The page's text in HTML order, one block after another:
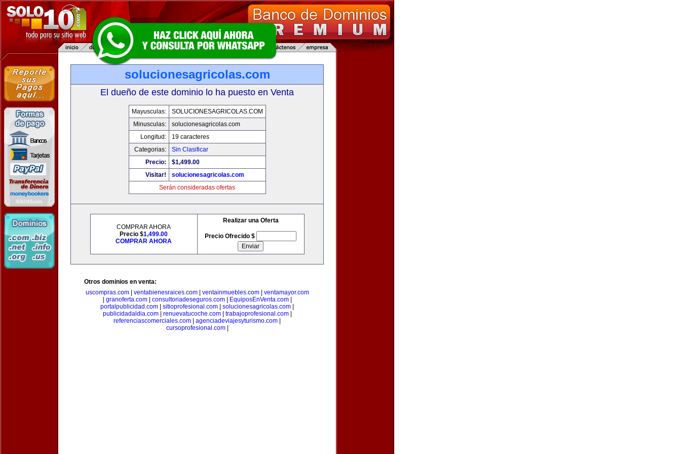
solucionesagricolas.com
El dueño de este dominio lo ha puesto en Venta
Mayusculas:
SOLUCIONESAGRICOLAS.COM
Minusculas:
solucionesagricolas.com
Longitud:
19 caracteres
Categorias:
Sin Clasificar
Precio:
$1,499.00
Visitar!
solucionesagricolas.com
Serán consideradas ofertas
COMPRAR AHORA
Precio $1,499.00
COMPRAR AHORA
Realizar una Oferta
Precio Ofrecido $
Otros dominios en venta:
uscompras.com| ventabienesraices.com| ventainmuebles.com| ventamayor.com
granoferta.com| consultoriadeseguros.com| EquiposEnVenta.com|
portalpublicidad.com
sitioprofesional.com solucionesagricolas.com
publicidadaldia.com| renuevatucoche.com| trabajoprofesional.com|
referenciascomerciales.com
agenciadeviajesyturismo.com
cursoprofesional.com|